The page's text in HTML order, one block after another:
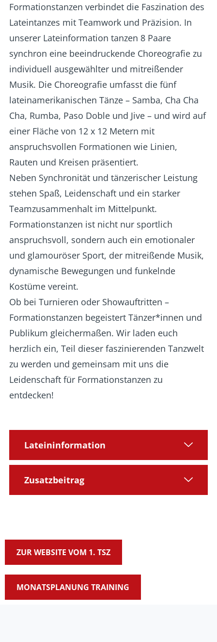
Formationstanzen verbindet die Faszination des
Lateintanzes mit Teamwork und Präzision. In
unserer Lateinformation tanzen 8 Paare
synchron eine beeindruckende Choreografie zu
individuell ausgewählter und mitreißender
Musik. Die Choreografie umfasst die fünf
lateinamerikanischen Tänze – Samba, Cha Cha
Cha, Rumba, Paso Doble und Jive – und wird auf
einer Fläche von 12 x 12 Metern mit
anspruchsvollen Formationen wie Linien,
Rauten und Kreisen präsentiert.
Neben Synchronität und tänzerischer Leistung
stehen Spaß, Leidenschaft und ein starker
Teamzusammenhalt im Mittelpunkt.
Formationstanzen ist nicht nur sportlich
anspruchsvoll, sondern auch ein emotionaler
und glamouröser Sport, der mitreißende Musik,
dynamische Bewegungen und funkelnde
Kostüme vereint.
Ob bei Turnieren oder Showauftritten –
Formationstanzen begeistert Tänzer*innen und
Publikum gleichermaßen. Wir laden euch
herzlich ein, Teil dieser faszinierenden Tanzwelt
zu werden und gemeinsam mit uns die
Leidenschaft für Formationstanzen zu
entdecken!
Lateininformation
Zusatzbeitrag
ZUR WEBSITE VOM 1. TSZ
MONATSPLANUNG TRAINING